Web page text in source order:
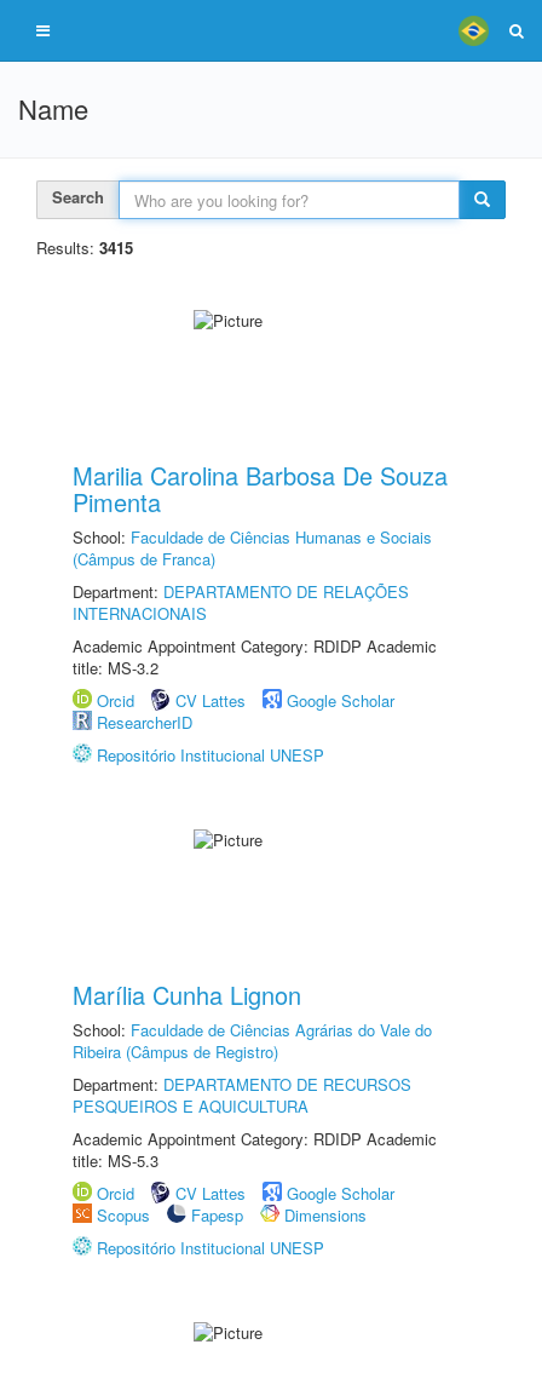
Name
Search
Results: 3415
Marilia Carolina Barbosa De Souza
Pimenta
School: Faculdade de Ciências Humanas e Sociais
(Câmpus de Franca)
Department: DEPARTAMENTO DE RELAÇÕES
INTERNACIONAIS
Academic Appointment Category: RDIDP Academic
title: MS-3.2
Orcid
CV Lattes
Google Scholar
ResearcherID
Repositório Institucional UNESP
Marília Cunha Lignon
School: Faculdade de Ciências Agrárias do Vale do
Ribeira (Câmpus de Registro)
Department: DEPARTAMENTO DE RECURSOS
PESQUEIROS E AQUICULTURA
Academic Appointment Category: RDIDP Academic
title: MS-5.3
Orcid
CV Lattes
Google Scholar
Scopus
Fapesp
Dimensions
Repositório Institucional UNESP